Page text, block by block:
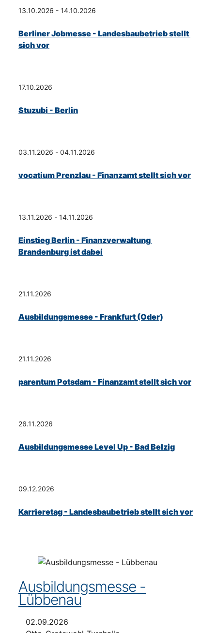
13.10.2026 - 14.10.2026
Berliner Jobmesse - Landesbaubetrieb stellt
sich vor
17.10.2026
Stuzubi - Berlin
03.11.2026 - 04.11.2026
vocatium Prenzlau - Finanzamt stellt sich vor
13.11.2026 - 14.11.2026
Einstieg Berlin - Finanzverwaltung
Brandenburg ist dabei
21.11.2026
Ausbildungsmesse - Frankfurt (Oder)
21.11.2026
parentum Potsdam - Finanzamt stellt sich vor
26.11.2026
Ausbildungsmesse Level Up - Bad Belzig
09.12.2026
Karrieretag - Landesbaubetrieb stellt sich vor
Ausbildungsmesse -
Lübbenau
02.09.2026